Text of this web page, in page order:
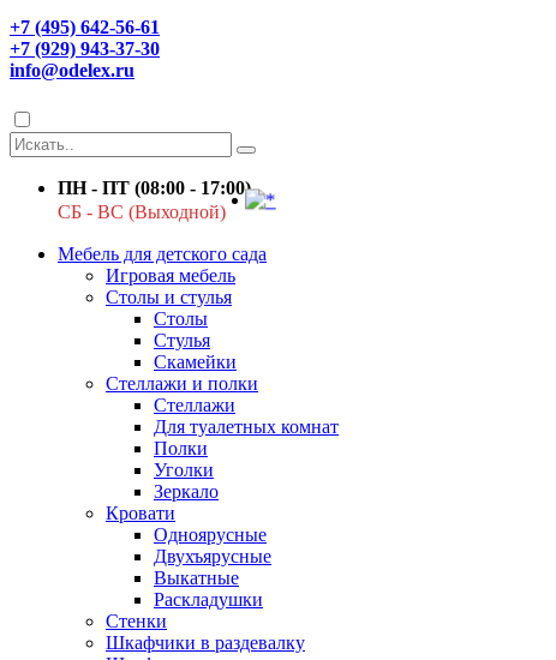
+7 (495) 642-56-61
+7 (929) 943-37-30
info@odelex.ru
ПН - ПТ (08:00 - 17:00)
СБ - ВС (Выходной)
Мебель для детского сада
Игровая мебель
Столы и стулья
Столы
Стулья
Скамейки
Стеллажи и полки
Стеллажи
Для туалетных комнат
Полки
Уголки
Зеркало
Кровати
Одноярусные
Двухъярусные
Выкатные
Раскладушки
Стенки
Шкафчики в раздевалку